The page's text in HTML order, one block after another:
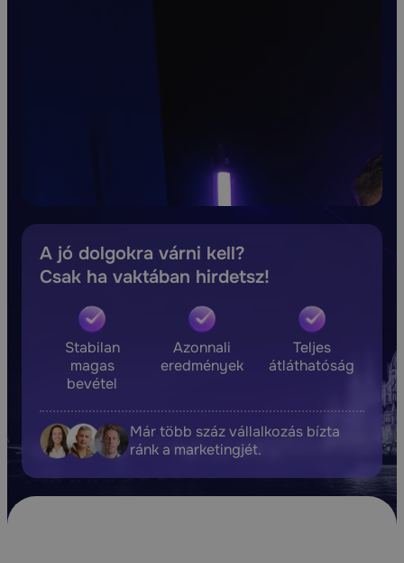
A jó dolgokra várni kell?
Csak ha vaktában hirdetsz!
Stabilan
magas
bevétel
Azonnali
eredmények
Teljes
átláthatóság
Már több száz vállalkozás bízta
ránk a marketingjét.